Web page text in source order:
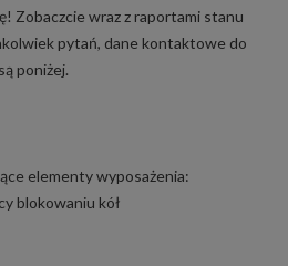
Zobaczcie wraz z raportami stanu
pytań, dane kontaktowe do
poniżej.
elementy wyposażenia:
blokowaniu kół